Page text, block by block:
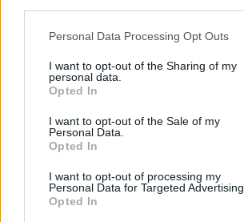
Personal Data Processing Opt Outs
I want to opt-out of the Sharing of my
personal data.
Opted In
I want to opt-out of the Sale of my
Personal Data.
Opted In
I want to opt-out of processing my
Personal Data for Targeted Advertising.
Opted In
történelem
finnugor
NAT
TTE